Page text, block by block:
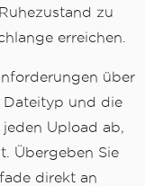
;
this. lo
zu
erreichen.
über
Dateityp und die
Upload ab,
Übergeben Sie
direkt an